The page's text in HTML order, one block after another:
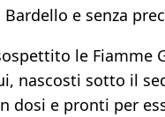
e senza
le
nascosti sotto il
dosi e pronti per